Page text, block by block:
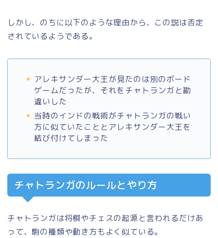
しかし、のちに以下のような理由から、この説は否定
されているようである。
アレキサンダー大王が見たのは別のボード
ゲームだったが、それをチャトランガと勘
違いした
当時のインドの戦術がチャトランガの戦い
方に似ていたこととアレキサンダー大王を
結び付けてしまった
チャトランガのルールとやり方
チャトランガは将棋やチェスの起源と言われるだけあ
って、駒の種類や動き方もよく似ている。